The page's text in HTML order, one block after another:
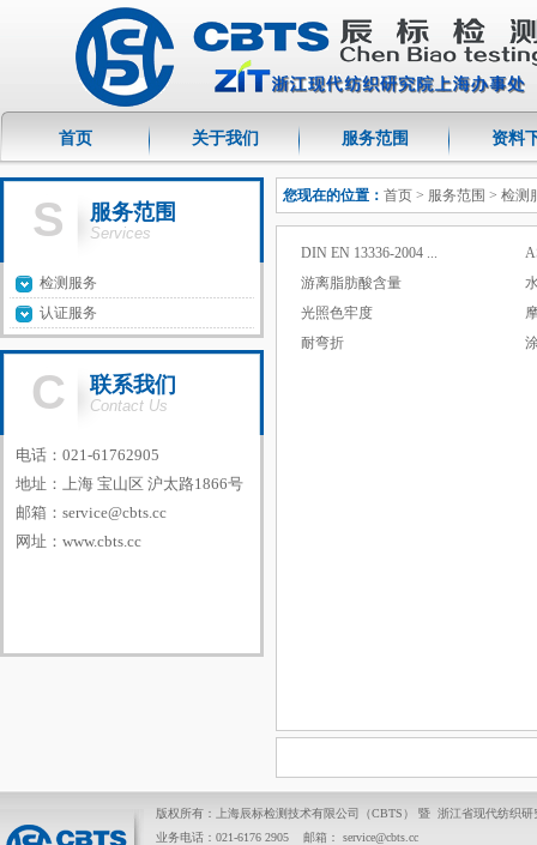
首页 关于我们 服务范围 资料
S 服务范围
Services
检测服务
认证服务
C 联系我们
Contact Us
电话：021-61762905
地址：上海 宝山区 沪太路1866号
邮箱： service@cbts.cc
网址： www.cbts.cc
您现在的位置： 首页 > 服务范围 > 检测
DIN EN 13336-2004 ...
游离脂肪酸含量
光照色牢度
耐弯折
版权所有：上海辰标检测技术有限公司（CBTS） 暨 浙江省现代纺织研
业务电话：021-6176 2905 邮箱： service@cbts.cc